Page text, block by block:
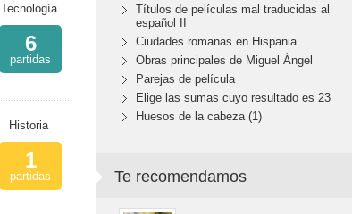
Tecnología
6
partidas
Historia
1
partidas
Títulos de películas mal traducidas al
español II
Ciudades romanas en Hispania
Obras principales de Miguel Ángel
Parejas de película
Elige las sumas cuyo resultado es 23
Huesos de la cabeza (1)
Te recomendamos